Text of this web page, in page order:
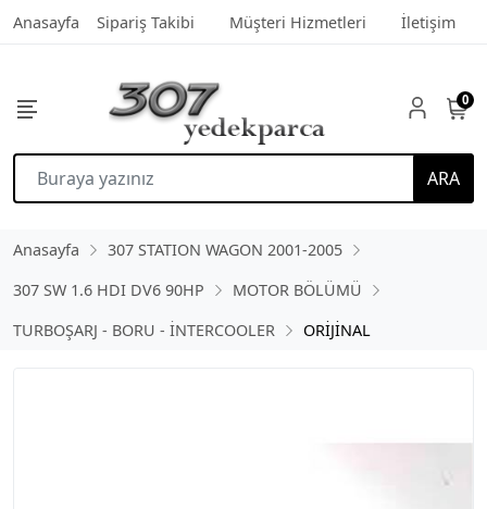
Anasayfa Sipariş Takibi Müşteri Hizmetleri İletişim
ARA
0
Anasayfa
307 STATION WAGON 2001-2005
307 SW 1.6 HDI DV6 90HP
MOTOR BÖLÜMÜ
TURBOŞARJ - BORU - İNTERCOOLER
ORİJİNAL